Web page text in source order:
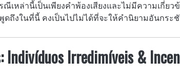
ณีเหล่านี้เป็นเพียงคำพ้องเสียงและไม่มีความเกี่ยว
พูดถึงในที่นี้ คงเป็นไปไม่ได้ที่จะให้คำนิยามอันกระ
Indivíduos Irredimíveis &